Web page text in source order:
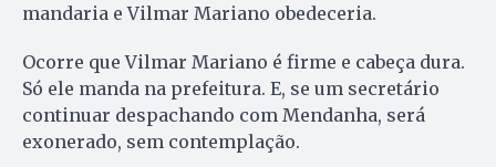
mandaria e Vilmar Mariano obedeceria.
Ocorre que Vilmar Mariano é firme e cabeça dura.
Só ele manda na prefeitura. E, se um secretário
continuar despachando com Mendanha, será
exonerado, sem contemplação.